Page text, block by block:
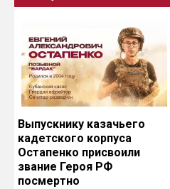
Выпускнику казачьего
кадетского корпуса
Остапенко присвоили
звание Героя РФ
посмертно